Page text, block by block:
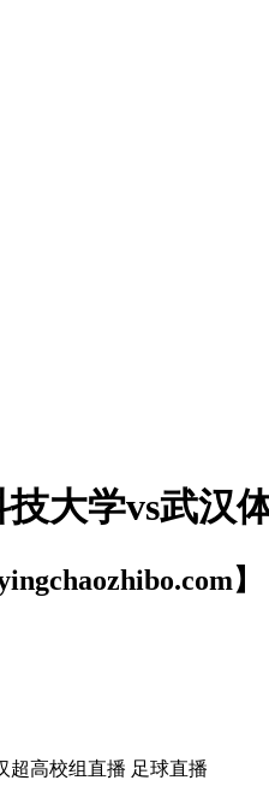
大学vs武汉
】
超高校组直播 足球直播